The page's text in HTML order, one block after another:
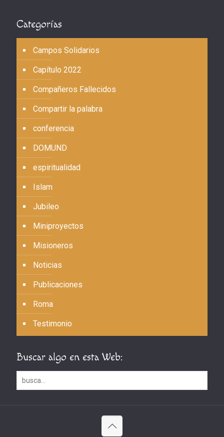
Categorías
Campos Solidarios
Capítulo 2022
Compañeros Fallecidos
Compartir la palabra
conferencia
DOMUND
espiritualidad
Islam
Jubileo
Miniproyectos
Misioneros
Noticias
Publicaciones
Roma
Testimonio
Buscar algo en esta Web: